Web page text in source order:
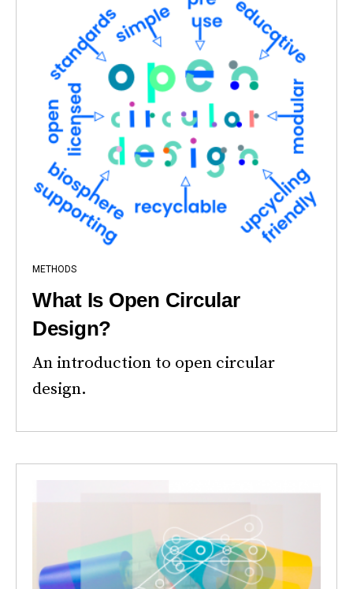
METHODS
What Is Open Circular
Design?
An introduction to open circular
design.